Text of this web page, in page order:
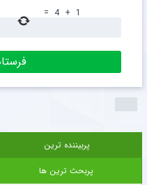
1
+
4
=
پربیننده ترین
پربحث ترین ها